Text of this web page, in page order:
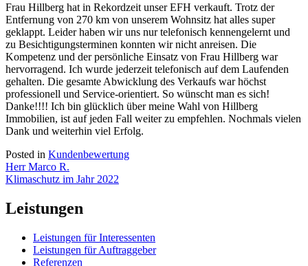
Frau Hillberg hat in Rekordzeit unser EFH verkauft. Trotz der
Entfernung von 270 km von unserem Wohnsitz hat alles super
geklappt. Leider haben wir uns nur telefonisch kennengelernt und
zu Besichtigungsterminen konnten wir nicht anreisen. Die
Kompetenz und der persönliche Einsatz von Frau Hillberg war
hervorragend. Ich wurde jederzeit telefonisch auf dem Laufenden
gehalten. Die gesamte Abwicklung des Verkaufs war höchst
professionell und Service-orientiert. So wünscht man es sich!
Danke!!!! Ich bin glücklich über meine Wahl von Hillberg
Immobilien, ist auf jeden Fall weiter zu empfehlen. Nochmals vielen
Dank und weiterhin viel Erfolg.
Posted in Kundenbewertung
Beitragsnavigation
Herr Marco R.
Klimaschutz im Jahr 2022
Leistungen
Leistungen für Interessenten
Leistungen für Auftraggeber
Referenzen